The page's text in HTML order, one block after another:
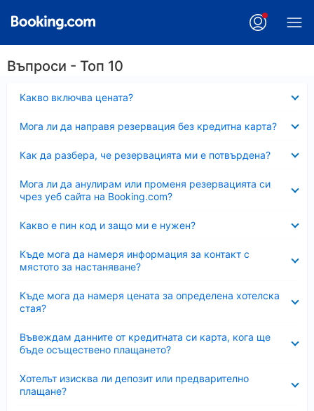
Въпроси - Топ 10
Какво включва цената?
Мога ли да направя резервация без кредитна карта?
Как да разбера, че резервацията ми е потвърдена?
Мога ли да анулирам или променя резервацията си
чрез уеб сайта на Booking.com?
Какво е пин код и защо ми е нужен?
Къде мога да намеря информация за контакт с
мястото за настаняване?
Къде мога да намеря цената за определена хотелска
стая?
Въвеждам данните от кредитната си карта, кога ще
бъде осъществено плащането?
Хотелът изисква ли депозит или предварително
плащане?